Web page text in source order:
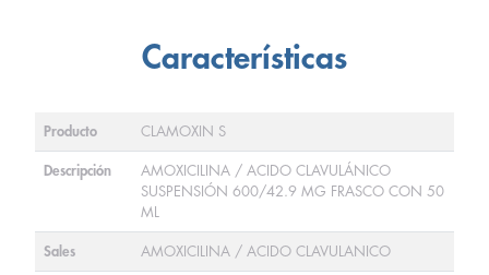
Características
Producto CLAMOXIN S
Descripción
AMOXICILINA / ACIDO CLAVULÁNICO
SUSPENSIÓN 600/42.9 MG FRASCO CON 50
ML
Sales AMOXICILINA / ACIDO CLAVULANICO